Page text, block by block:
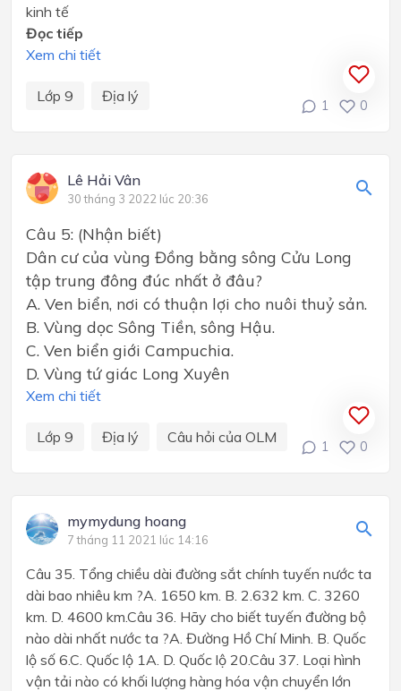
kinh tế
Đọc tiếp
Xem chi tiết
Lớp 9 Địa lý
1 0
Lê Hải Vân
30 tháng 3 2022 lúc 20:36
Câu 5: (Nhận biết)
Dân cư của vùng Đồng bằng sông Cửu Long
tập trung đông đúc nhất ở đâu?
A. Ven biển, nơi có thuận lợi cho nuôi thuỷ sản.
B. Vùng dọc Sông Tiền, sông Hậu.
C. Ven biển giới Campuchia.
D. Vùng tứ giác Long Xuyên
Xem chi tiết
Lớp 9 Địa lý Câu hỏi của OLM
1 0
mymydung hoang
7 tháng 11 2021 lúc 14:16
Câu 35. Tổng chiều dài đường sắt chính tuyến nước ta
dài bao nhiêu km ?A. 1650 km. B. 2.632 km. C. 3260
km. D. 4600 km.Câu 36. Hãy cho biết tuyến đường bộ
nào dài nhất nước ta ?A. Đường Hồ Chí Minh. B. Quốc
lộ số 6.C. Quốc lộ 1A. D. Quốc lộ 20.Câu 37. Loại hình
vận tải nào có khối lượng hàng hóa vận chuyển lớn